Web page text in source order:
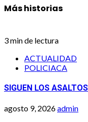
Más historias
3 min de lectura
ACTUALIDAD
POLICIACA
SIGUEN LOS
agosto 9, 2026admin